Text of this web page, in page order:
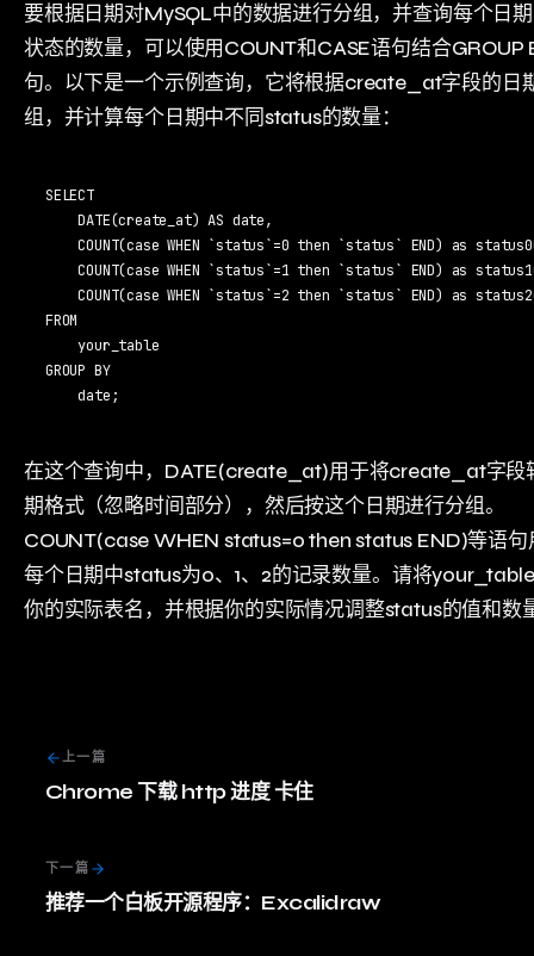
要根据日期对MySQL中的数据进行分组，并查询每个日
状态的数量，可以使用COUNT和CASE语句结合GROUP
句。以下是一个示例查询，它将根据create_at字段的日
组，并计算每个日期中不同status的数量：
SELECT
    DATE(create_at) AS date,
COUNT(case WHEN `status`=0 then `status` END) as
COUNT(case WHEN `status`=1 then `status` END) as
COUNT(case WHEN `status`=2 then `status` END) as
FROM
    your_table
GROUP BY
    date;
在这个查询中，DATE(create_at)用于将create_at字段
期格式（忽略时间部分），然后按这个日期进行分组。
COUNT(case WHEN status=0 then status END)等语句
每个日期中status为0、1、2的记录数量。请将
你的实际表名，并根据你的实际情况调整status的值和数
上一篇
Chrome 下载 http 进度 卡住
下一篇
推荐一个白板开源程序：Excalidraw